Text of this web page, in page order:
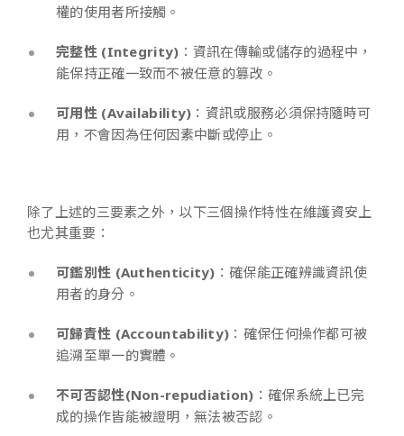
權的使用者所接觸。
完整性 (Integrity) ：資訊在傳輸或儲存的過程中，
能保持正確一致而不被任意的篡改。
可用性 (Availability) ：資訊或服務必須保持隨時可
用，不會因為任何因素中斷或停止。
除了上述的三要素之外，以下三個操作特性在維護資安上
也尤其重要：
可鑑別性 (Authenticity) ：確保能正確辨識資訊使
用者的身分。
可歸責性 (Accountability) ：確保任何操作都可被
追溯至單一的實體。
不可否認性(Non-repudiation) ：確保系統上已完
成的操作皆能被證明，無法被否認。